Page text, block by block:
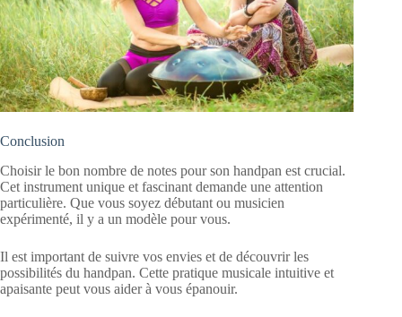
Conclusion
Choisir le bon nombre de notes pour son handpan est crucial.
Cet instrument unique et fascinant demande une attention
particulière. Que vous soyez débutant ou musicien
expérimenté, il y a un modèle pour vous.
Il est important de suivre vos envies et de découvrir les
possibilités du handpan. Cette pratique musicale intuitive et
apaisante peut vous aider à vous épanouir.